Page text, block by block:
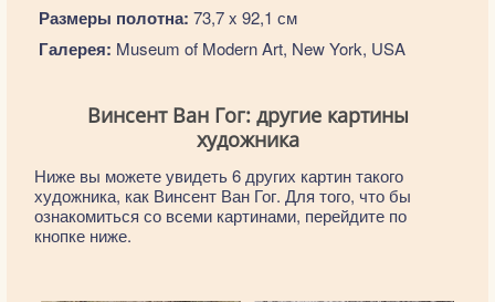
Размеры полотна: 73,7 x 92,1 см
Галерея: Museum of Modern Art, New York, USA
Винсент Ван Гог: другие картины
художника
Ниже вы можете увидеть 6 других картин такого
художника, как Винсент Ван Гог. Для того, что бы
ознакомиться со всеми картинами, перейдите по
кнопке ниже.